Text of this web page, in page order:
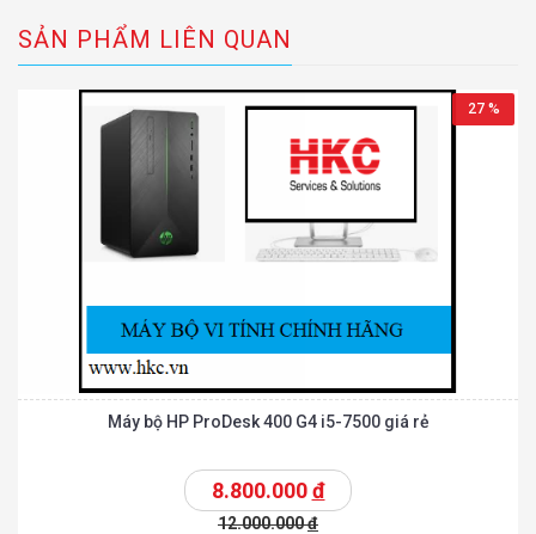
SẢN PHẨM LIÊN QUAN
27 %
Máy bộ HP ProDesk 400 G4 i5-7500 giá rẻ
8.800.000đ
12.000.000đ